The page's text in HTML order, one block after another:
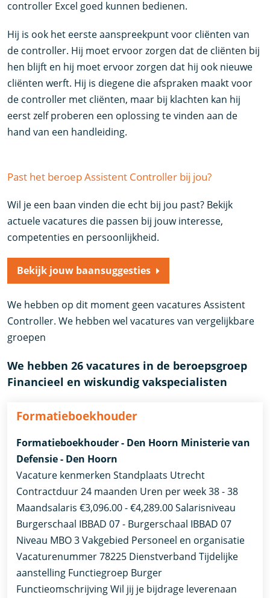
controller Excel goed kunnen bedienen.
Hij is ook het eerste aanspreekpunt voor cliënten van
de controller. Hij moet ervoor zorgen dat de cliënten bij
hen blijft en hij moet ervoor zorgen dat hij ook nieuwe
cliënten werft. Hij is diegene die afspraken maakt voor
de controller met cliënten, maar bij klachten kan hij
eerst zelf proberen een oplossing te vinden aan de
hand van een handleiding.
Past het beroep Assistent Controller bij jou?
Wil je een baan vinden die echt bij jou past? Bekijk
actuele vacatures die passen bij jouw interesse,
competenties en persoonlijkheid.
Bekijk jouw baansuggesties
We hebben op dit moment geen vacatures Assistent
Controller. We hebben wel vacatures van vergelijkbare
groepen
We hebben 26 vacatures in de beroepsgroep
Financieel en wiskundig vakspecialisten
Formatieboekhouder
Formatieboekhouder - Den Hoorn Ministerie van
Defensie - Den Hoorn
Vacature kenmerken Standplaats Utrecht
Contractduur 24 maanden Uren per week 38 - 38
Maandsalaris €3,096.00 - €4,289.00 Salarisniveau
Burgerschaal IBBAD 07 - Burgerschaal IBBAD 07
Niveau MBO 3 Vakgebied Personeel en organisatie
Vacaturenummer 78225 Dienstverband Tijdelijke
aanstelling​​ Functiegroep Burger​
Functieomschrijving Wil jij je bijdrage leverenaan